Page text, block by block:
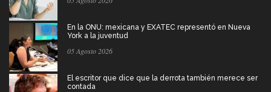
En la ONU: mexicana y EXATEC representó en Nueva
York a la juventud
05 Agosto 2026
El escritor que dice que la derrota también merece ser
contada